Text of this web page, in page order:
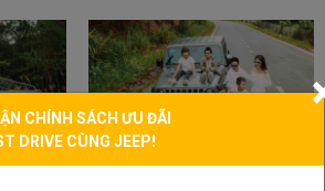
CHÍNH SÁCH ƯU ĐÃI
DRIVE CÙNG JEEP!